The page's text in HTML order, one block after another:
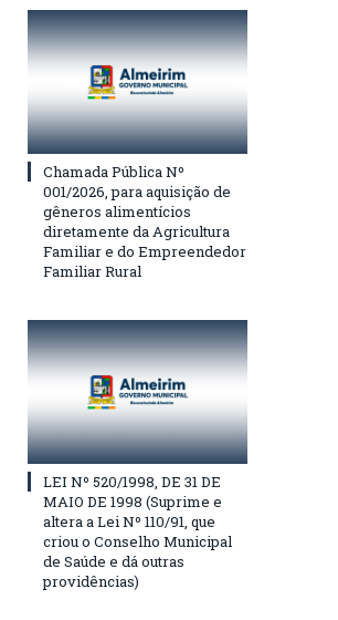
Chamada Pública Nº
001/2026, para aquisição de
gêneros alimentícios
diretamente da Agricultura
Familiar e do Empreendedor
Familiar Rural
LEI Nº 520/1998, DE 31 DE
MAIO DE 1998 (Suprime e
altera a Lei Nº 110/91, que
criou o Conselho Municipal
de Saúde e dá outras
providências)